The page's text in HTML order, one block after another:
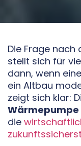
Die Frage nach
stellt sich für
dann, wenn
ein Altbau
zeigt sich klar:
Wärmepumpe
die